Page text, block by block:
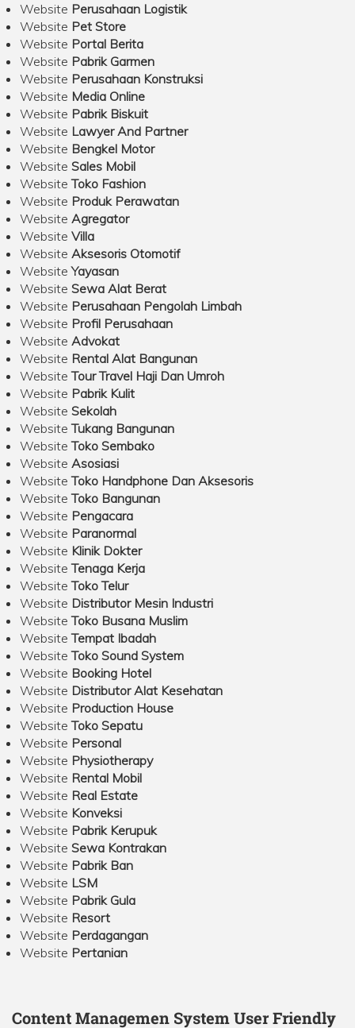
Website Perusahaan Logistik
Website Pet Store
Website Portal Berita
Website Pabrik Garmen
Website Perusahaan Konstruksi
Website Media Online
Website Pabrik Biskuit
Website Lawyer And Partner
Website Bengkel Motor
Website Sales Mobil
WebsiteToko Fashion
Website Produk Perawatan
Website Agregator
Website Villa
Website Aksesoris Otomotif
WebsiteYayasan
Website Sewa Alat Berat
Website Perusahaan Pengolah Limbah
Website Profil Perusahaan
Website Advokat
Website Rental Alat Bangunan
WebsiteTour Travel Haji Dan Umroh
Website Pabrik Kulit
Website Sekolah
WebsiteTukang Bangunan
WebsiteToko Sembako
Website Asosiasi
WebsiteToko Handphone Dan Aksesoris
WebsiteToko Bangunan
Website Pengacara
Website Paranormal
Website Klinik Dokter
WebsiteTenaga Kerja
WebsiteToko Telur
Website Distributor Mesin Industri
WebsiteToko Busana Muslim
WebsiteTempat Ibadah
WebsiteToko Sound System
Website Booking Hotel
Website Distributor Alat Kesehatan
Website Production House
WebsiteToko Sepatu
Website Personal
Website Physiotherapy
Website Rental Mobil
Website Real Estate
Website Konveksi
Website Pabrik Kerupuk
Website Sewa Kontrakan
Website Pabrik Ban
Website LSM
Website Pabrik Gula
Website Resort
Website Perdagangan
Website Pertanian
Content Managemen System User Friendly